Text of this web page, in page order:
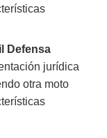
Defensa
jurídica
otra moto